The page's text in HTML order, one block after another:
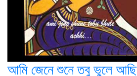
আমি জেনে শুনে তবু ভুলে আছি